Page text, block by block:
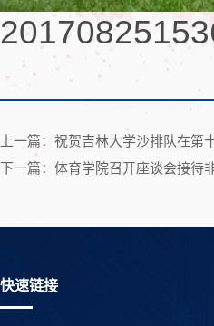
上一篇：祝贺吉林大学沙排队在
下一篇：体育学院召开座谈会接待
快速链接